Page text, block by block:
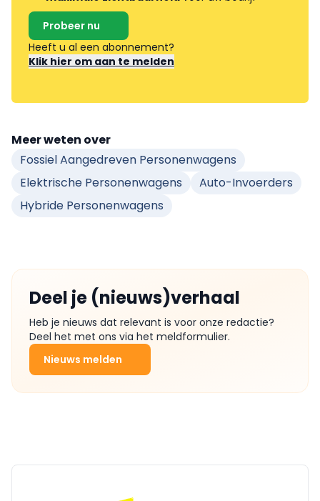
Probeer nu
Heeft u al een abonnement?
Klik hier om aan te melden
Meer weten over
Fossiel Aangedreven Personenwagens
Elektrische Personenwagens
Auto-Invoerders
Hybride Personenwagens
Deel je (nieuws)verhaal
Heb je nieuws dat relevant is voor onze redactie?
Deel het met ons via het meldformulier.
Nieuws melden